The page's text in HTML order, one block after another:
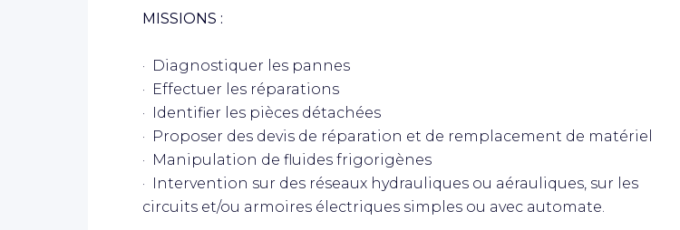
MISSIONS :
· Diagnostiquer les pannes
· Effectuer les réparations
· Identifier les pièces détachées
· Proposer des devis de réparation et de remplacement de matériel
· Manipulation de fluides frigorigènes
· Intervention sur des réseaux hydrauliques ou aérauliques, sur les
circuits et/ou armoires électriques simples ou avec automate.